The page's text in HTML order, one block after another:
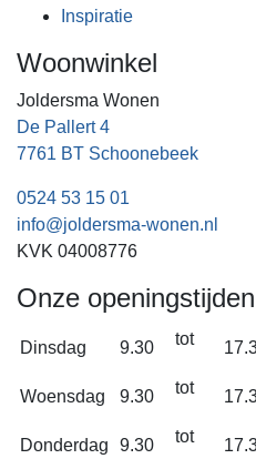
Inspiratie
Woonwinkel
Joldersma Wonen
De Pallert 4
7761 BT Schoonebeek
0524 53 15 01
info@joldersma-wonen.nl
KVK 04008776
Onze
Dinsdag 9.30 tot
Woensdag 9.30 tot
Donderdag 9.30 tot